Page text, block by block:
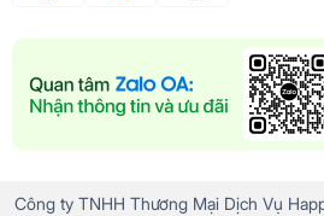
Công ty TNHH Thương Mại Dịch Vụ